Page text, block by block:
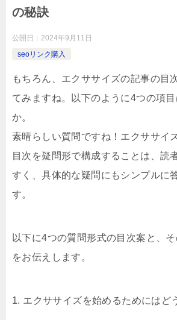
の秘訣
公開日： 2024年9月11日
seoリンク購入
もちろん、エクササイズの記事の目
てみますね。以下のように4つの項
か。
素晴らしい質問ですね！エクササイ
目次を疑問形で構成することは、読
すく、具体的な疑問にもシンプルに
す。
以下に4つの質問形式の目次案と、
をお伝えします。
1. エクササイズを始めるためにはど